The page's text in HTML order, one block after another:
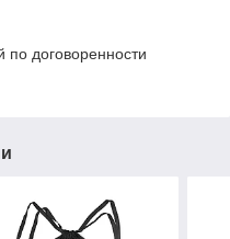
по договоренности